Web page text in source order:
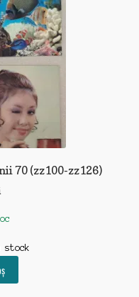
70 (zz100-zz126)